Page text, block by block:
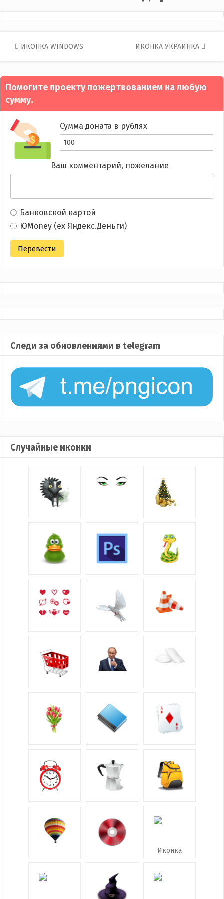
Post
navigation
ИКОНКА WINDOWS ИКОНКА УКРАИНКА
Помогите проекту пожертвованием на любую
сумму.
Сумма доната в рублях
Ваш комментарий, пожелание
Банковской картой
ЮMoney (ex Яндекс.Деньги)
Следи за обновлениями в telegram
Случайные иконки